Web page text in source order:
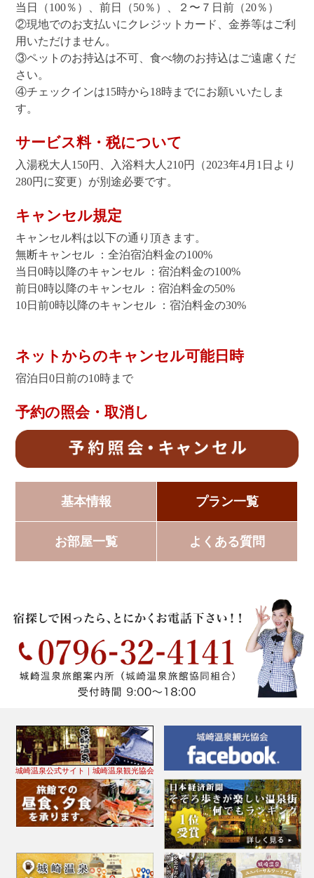
当日（100％）、前日（50％）、２〜７日前（20％）
②現地でのお支払いにクレジットカード、金券等はご利
用いただけません。
③ペットのお持込は不可、食べ物のお持込はご遠慮くだ
さい。
④チェックインは15時から18時までにお願いいたしま
す。
サービス料・税について
入湯税大人150円、入浴料大人210円（2023年4月1日より
280円に変更）が別途必要です。
キャンセル規定
キャンセル料は以下の通り頂きます。
無断キャンセル ：全泊宿泊料金の100%
当日0時以降のキャンセル ：宿泊料金の100%
前日0時以降のキャンセル ：宿泊料金の50%
10日前0時以降のキャンセル ：宿泊料金の30%
ネットからのキャンセル可能日時
宿泊日0日前の10時まで
予約の照会・取消し
基本情報 プラン一覧
お部屋一覧 よくある質問
城崎温泉公式サイト｜城崎温泉観光協会